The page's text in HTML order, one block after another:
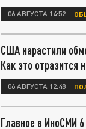
06 АВГУСТА 14:52
США нарастили
Как это отразится
06 АВГУСТА 12:48
Главное в ИноСМИ